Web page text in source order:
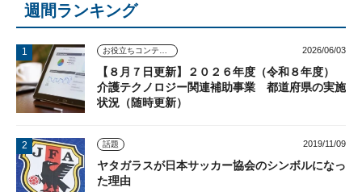
週間ランキング
2026/06/03
【８月７日更新】２０２６年度（令和８年度）
介護テクノロジー関連補助事業 都道府県の実施
状況（随時更新）
話題 2019/11/09
ヤタガラスが日本サッカー協会のシンボルになっ
た理由